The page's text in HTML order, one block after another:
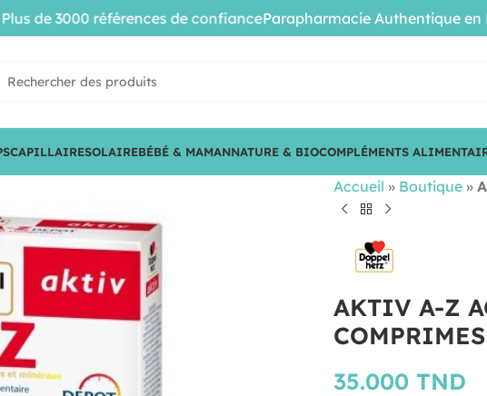
CAPILLAIRESOLAIREBÉBÉ & MAMANNATURE & BIOCOMPLÉMENTS
Accueil » Boutique»
AKTIV A-Z
COMPRIMES
35.000 TND
3000 références de confianceParapharmacie Authentique en